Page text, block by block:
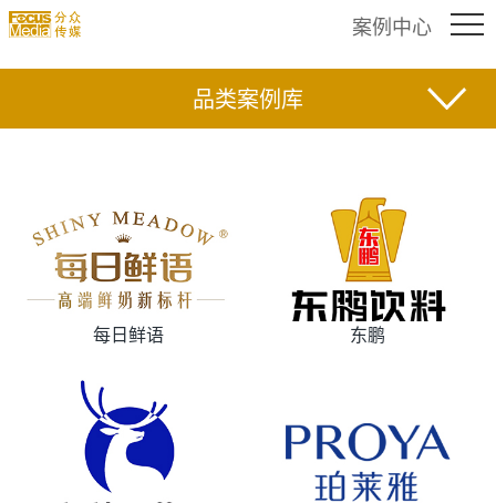
案例中心
品类案例库
每日鲜语 东鹏